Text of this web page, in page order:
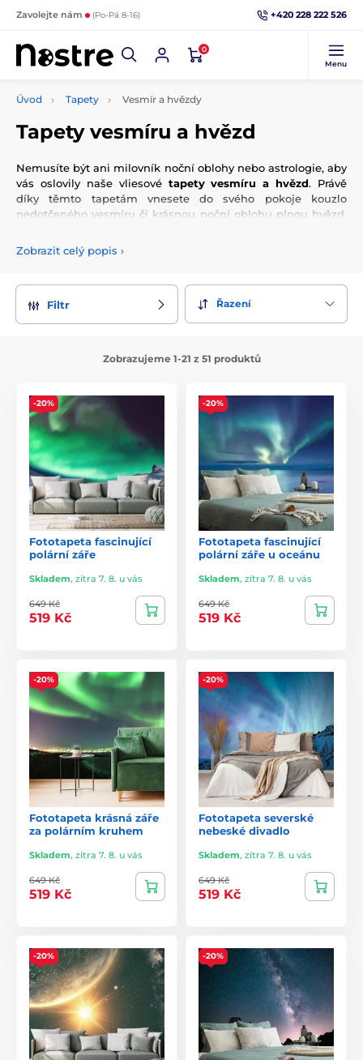
Zavolejte nám (Po-Pá 8-16) +420 228 222 526
0
Menu
Úvod Tapety Vesmír a hvězdy
Tapety vesmíru a hvězd
Nemusíte být ani milovník noční oblohy nebo astrologie, aby
vás oslovily naše vliesové tapety vesmíru a hvězd. Právě
díky těmto tapetám vnesete do svého pokoje kouzlo
nedotčeného vesmíru či krásnou noční oblohu plnou hvězd.
chtít nikdo spustit oči z vaší stěny. Výběr je široký, stačí si jen
vybrat tapetu, která vás okouzlí na první pohled!
Zobrazit celý popis ›
Filtr Řazení
Zobrazujeme 1-21 z 51 produktů
-20%
Fototapeta fascinující
polární záře
Skladem, zítra 7. 8. u vás
649 Kč
519 Kč
-20%
Fototapeta fascinující
polární záře u oceánu
Skladem, zítra 7. 8. u vás
649 Kč
519 Kč
-20%
Fototapeta krásná záře
za polárním kruhem
Skladem, zítra 7. 8. u vás
649 Kč
519 Kč
-20%
Fototapeta severské
nebeské divadlo
Skladem, zítra 7. 8. u vás
649 Kč
519 Kč
-20% -20%